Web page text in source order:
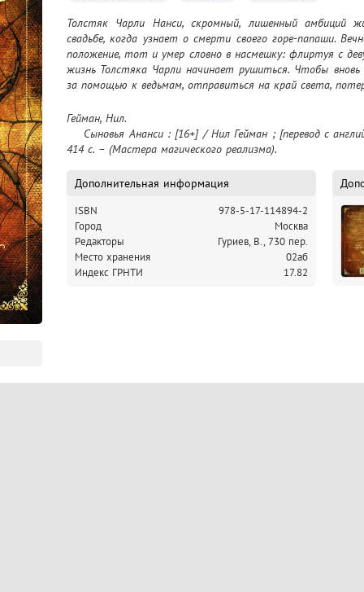
Толстяк Чарли Нанси, скромный, лишенный амбиций
свадьбе, когда узнает о смерти своего горе-папаши.
положение, тот и умер словно в насмешку: флиртуя с
жизнь Толстяка Чарли начинает рушиться. Чтобы
за помощью к ведьмам, отправиться на край света,
Гейман, Нил.
414 с. – (Мастера магического реализма).
Дополнительная информация
ISBN
978-5-17-114894-2
Город
Москва
Редакторы
Гуриев, В., 730 пер.
Место хранения
02аб
Индекс ГРНТИ
17.82